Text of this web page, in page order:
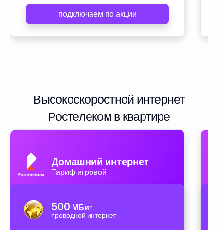
подключаем по акции
Высокоскоростной интернет
Ростелеком в квартире
Домашний интернет
Тариф игровой
500 МБит
проводной интернет